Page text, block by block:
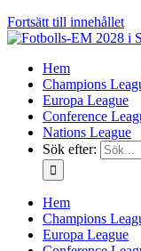
Fortsätt till innehållet
Hem
Champions
Europa League
Conference
Nations League
Sök efter:
Hem
Champions
Europa League